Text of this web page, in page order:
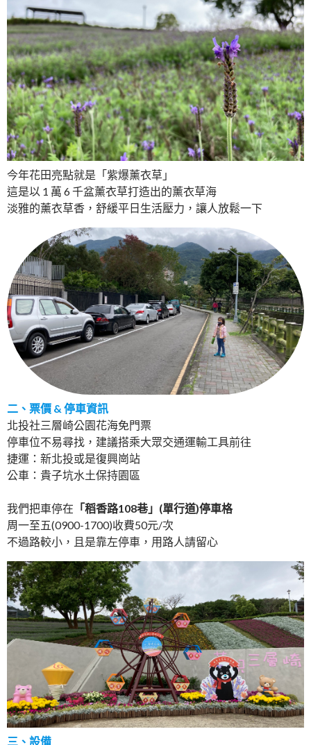
今年花田亮點就是「紫爆薰衣草」
這是以 1 萬 6 千盆薰衣草打造出的薰衣草海
淡雅的薰衣草香，舒緩平日生活壓力，讓人放鬆一下
二、票價 & 停車資訊
北投社三層崎公園花海免門票
停車位不易尋找，建議搭乘大眾交通運輸工具前往
捷運：新北投或是復興崗站
公車：貴子坑水土保持園區
我們把車停在 「稻香路108巷」(單行道)停車格
周一至五(0900-1700)收費50元/次
不過路較小，且是靠左停車，用路人請留心
三、設備